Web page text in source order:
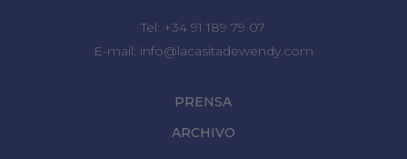
Tel: +34 91 189 79 07
E-mail: info@lacasitadewendy.com
PRENSA
ARCHIVO